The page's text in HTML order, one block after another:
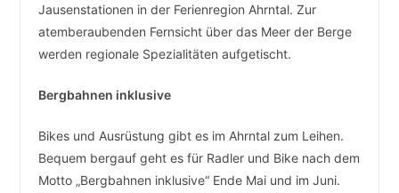
Jausenstationen in der Ferienregion Ahrntal. Zur
atemberaubenden Fernsicht über das Meer der Berge
werden regionale Spezialitäten aufgetischt.
Bergbahnen inklusive
Bikes und Ausrüstung gibt es im Ahrntal zum Leihen.
Bequem bergauf geht es für Radler und Bike nach dem
Motto „Bergbahnen inklusive“ Ende Mai und im Juni.